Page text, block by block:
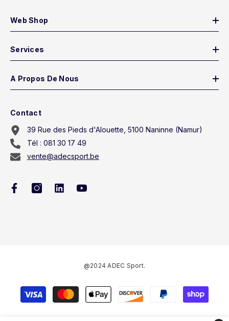
Web Shop
Services
A Propos De Nous
Contact
39 Rue des Pieds d'Alouette, 5100 Naninne (Namur)
Tél : 081 30 17 49
vente@adecsport.be
@2024 ADEC Sport.
Méthodes